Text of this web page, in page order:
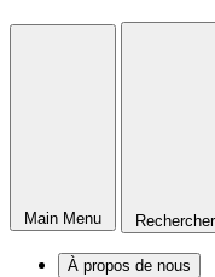
Main Menu Rechercher
À propos de nous